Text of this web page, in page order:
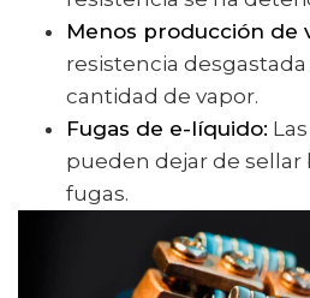
Menos producción de
resistencia
cantidad de vapor.
Fugas de e-líquido:
pueden dejar de sellar
fugas.